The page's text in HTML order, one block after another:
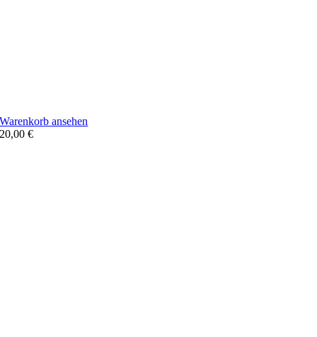
Warenkorb ansehen
20,00€